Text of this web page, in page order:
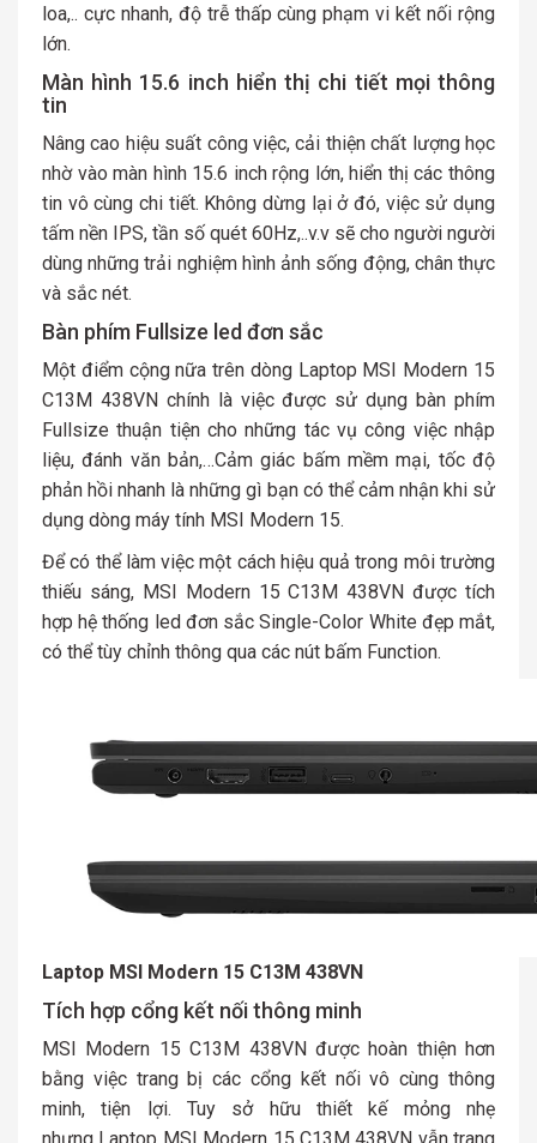
loa,.. cực nhanh, độ trễ thấp cùng phạm vi kết nối rộng
lớn.
Màn hình 15.6 inch hiển thị chi tiết mọi thông
tin
Nâng cao hiệu suất công việc, cải thiện chất lượng học
nhờ vào màn hình 15.6 inch rộng lớn, hiển thị các thông
tin vô cùng chi tiết. Không dừng lại ở đó, việc sử dụng
tấm nền IPS, tần số quét 60Hz,..v.v sẽ cho người người
dùng những trải nghiệm hình ảnh sống động, chân thực
và sắc nét.
Bàn phím Fullsize led đơn sắc
Một điểm cộng nữa trên dòng Laptop MSI Modern 15
C13M 438VN chính là việc được sử dụng bàn phím
Fullsize thuận tiện cho những tác vụ công việc nhập
liệu, đánh văn bản,…Cảm giác bấm mềm mại, tốc độ
phản hồi nhanh là những gì bạn có thể cảm nhận khi sử
dụng dòng máy tính MSI Modern 15.
Để có thể làm việc một cách hiệu quả trong môi trường
thiếu sáng, MSI Modern 15 C13M 438VN được tích
hợp hệ thống led đơn sắc Single-Color White đẹp mắt,
có thể tùy chỉnh thông qua các nút bấm Function.
Laptop MSI Modern 15 C13M 438VN
Tích hợp cổng kết nối thông minh
MSI Modern 15 C13M 438VN được hoàn thiện hơn
bằng việc trang bị các cổng kết nối vô cùng thông
minh, tiện lợi. Tuy sở hữu thiết kế mỏng nhẹ
nhưng Laptop MSI Modern 15 C13M 438VN vẫn trang